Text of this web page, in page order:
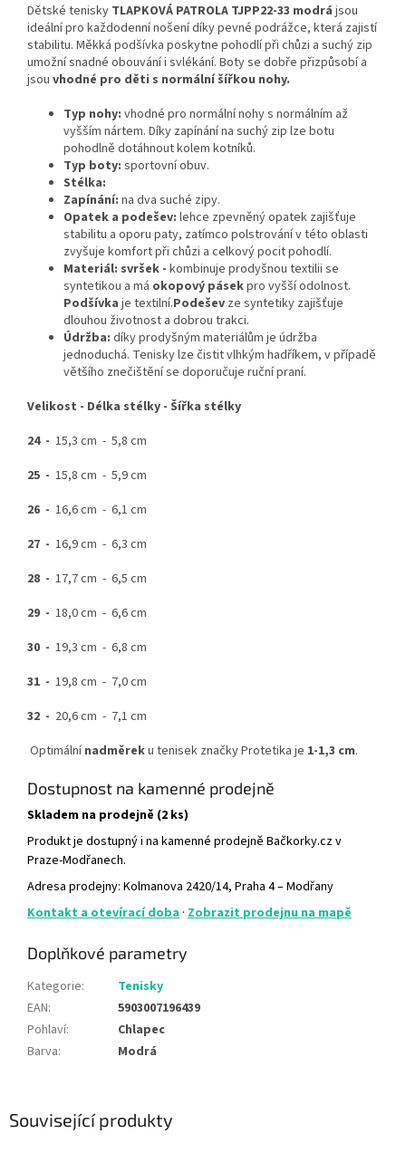
Související produkty
Dětské tenisky TLAPKOVÁ PATROLA TJPP22-33 modrá jsou
ideální pro každodenní nošení díky pevné podrážce, která zajistí
stabilitu. Měkká podšívka poskytne pohodlí při chůzi a suchý zip
umožní snadné obouvání i svlékání. Boty se dobře přizpůsobí a
jsou vhodné pro děti s normální šířkou nohy.
Typ nohy: vhodné pro normální nohy s normálním až
vyšším nártem. Díky zapínání na suchý zip lze botu
pohodlně dotáhnout kolem kotníků.
Typ boty: sportovní obuv.
Stélka:
Zapínání: na dva suché zipy.
Opatek a podešev: lehce zpevněný opatek zajišťuje
stabilitu a oporu paty, zatímco polstrování v této oblasti
zvyšuje komfort při chůzi a celkový pocit pohodlí.
Materiál: svršek - kombinuje prodyšnou textilii se
syntetikou a má okopový pásekpro vyšší odolnost.
Podšívka je textilní.Podešev ze syntetiky zajišťuje
dlouhou životnost a dobrou trakci.
Údržba: díky prodyšným materiálům je údržba
jednoduchá. Tenisky lze čistit vlhkým hadříkem, v případě
většího znečištění se doporučuje ruční praní.
Velikost - Délka stélky - Šířka stélky
24 - 15,3 cm - 5,8 cm
25 - 15,8 cm - 5,9 cm
26 - 16,6 cm - 6,1 cm
27 - 16,9 cm - 6,3 cm
28 - 17,7 cm - 6,5 cm
29 - 18,0 cm - 6,6 cm
30 - 19,3 cm - 6,8 cm
31 - 19,8 cm - 7,0 cm
32 - 20,6 cm - 7,1 cm
Optimálnínadměreku tenisek značky Protetika je 1-1,3 cm.
Dostupnost na kamenné prodejně
Skladem na prodejně (2 ks)
Produkt je dostupný i na kamenné prodejně Bačkorky.cz v
Praze-Modřanech.
Adresa prodejny: Kolmanova 2420/14, Praha 4 – Modřany
Kontakt a otevírací doba · Zobrazit prodejnu na mapě
Doplňkové parametry
Kategorie:
Tenisky
EAN:
5903007196439
Pohlaví:
Chlapec
Barva: Modrá